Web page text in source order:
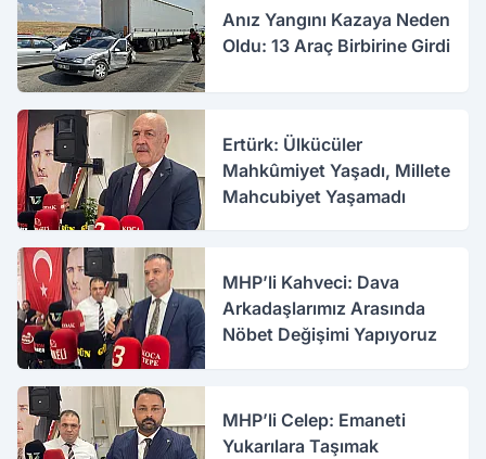
Anız Yangını Kazaya Neden
Oldu: 13 Araç Birbirine Girdi
Ertürk: Ülkücüler
Mahkûmiyet Yaşadı, Millete
Mahcubiyet Yaşamadı
MHP’li Kahveci: Dava
Arkadaşlarımız Arasında
Nöbet Değişimi Yapıyoruz
MHP’li Celep: Emaneti
Yukarılara Taşımak